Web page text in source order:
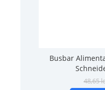
Busbar
48,65